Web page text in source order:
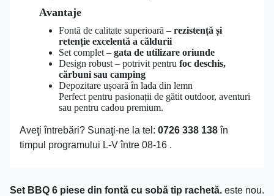
Avantaje
Fontă de calitate superioară – rezistență și
retenție excelentă a căldurii
Set complet – gata de utilizare oriunde
Design robust – potrivit pentru foc deschis,
cărbuni sau camping
Depozitare ușoară în lada din lemn
Perfect pentru pasionații de gătit outdoor, aventuri
sau pentru cadou premium.
Aveţi întrebări? Sunaţi-ne la tel: 0726 338 138în
timpul programului L-V între 08-16 .
Set BBQ 6 piese din fontă cu sobă tip rachetă. este nou.